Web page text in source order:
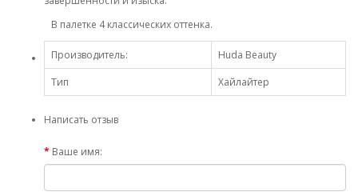
В палетке 4 классических оттенка.
Производитель:
Huda Beauty
Тип
Хайлайтер
Написать отзыв
Ваше имя: